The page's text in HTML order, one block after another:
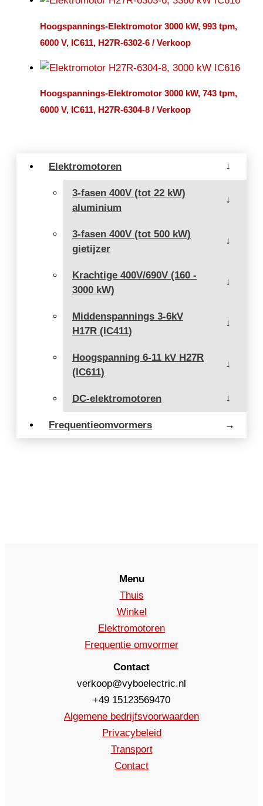
Elektromotoren →
3-fasen 400V (tot 22 kW)
aluminium
→
3-fasen 400V (tot 500 kW)
gietijzer
→
Krachtige 400V/690V (160 -
3000 kW)
→
Middenspannings 3-6kV
H17R (IC411)
→
Hoogspanning 6-11 kV H27R
(IC611)
→
DC-elektromotoren →
Frequentieomvormers →
Hoogspannings-Elektromotor 3000 kW, 993 tpm,
6000 V, IC611, H27R-6302-6 / Verkoop
Hoogspannings-Elektromotor 3000 kW, 743 tpm,
6000 V, IC611, H27R-6304-8 / Verkoop
Menu
Thuis
Winkel
Elektromotoren
Frequentie omvormer
Contact
verkoop@vyboelectric.nl
+49 15123569470
Algemene bedrijfsvoorwaarden
Privacybeleid
Transport
Contact